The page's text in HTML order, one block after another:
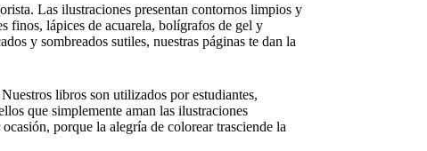
Las ilustraciones presentan contornos limpios y
finos, lápices de acuarela, bolígrafos de gel y
y sombreados sutiles, nuestras páginas te dan la
libros son utilizados por estudiantes,
que simplemente aman las ilustraciones
porque la alegría de colorear trasciende la